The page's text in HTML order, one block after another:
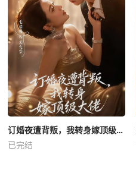
订婚夜遭背叛，我转身嫁顶级大佬
已完结